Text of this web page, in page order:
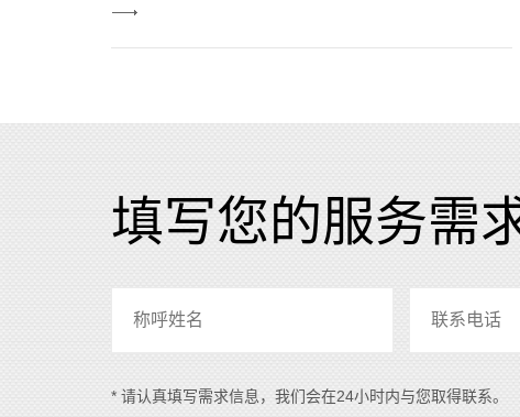
联网技术，为客户、合作伙伴在网上提供信息服
View
More
填写您的服务需
* 请认真填写需求信息，我们会在24小时内与您取得联系。